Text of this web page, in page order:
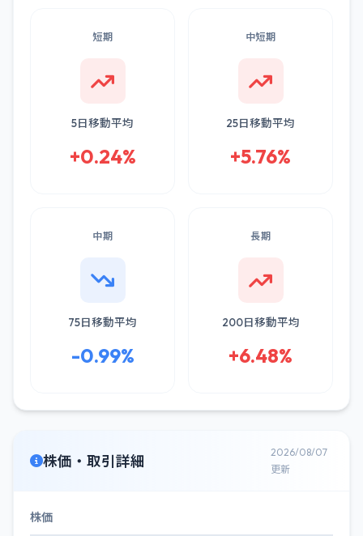
短期
5日移動平均
+0.24%
中短期
25日移動平均
+5.76%
中期
75日移動平均
-0.99%
長期
200日移動平均
+6.48%
株価・取引詳細
2026/08/07
更新
株価